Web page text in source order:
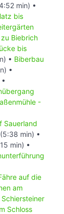
min) •
bis
Biebrich
bis
• Biberbau
•
-
Sauerland
(5:38 min) •
min) •
auf die
am
Schiersteiner
Schloss